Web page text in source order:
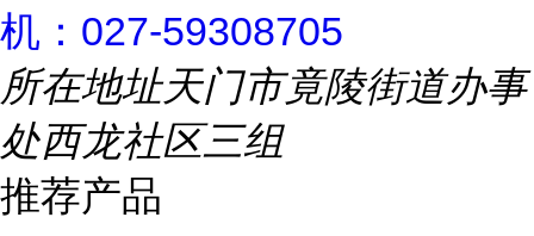
机：027-59308705
所在地址天门市竟陵街道办事
处西龙社区三组
推荐产品